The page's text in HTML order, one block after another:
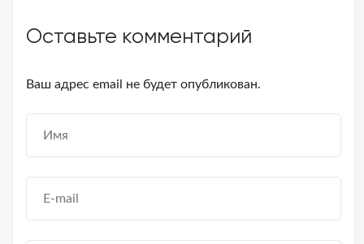
Оставьте комментарий
Ваш адрес email не будет опубликован.